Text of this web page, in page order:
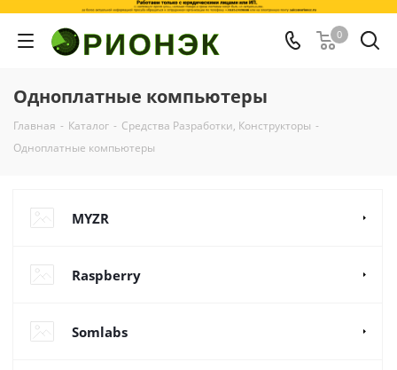
0
Одноплатные компьютеры
Главная - Каталог - Средства Разработки, Конструкторы -
Одноплатные компьютеры
MYZR
Raspberry
Somlabs